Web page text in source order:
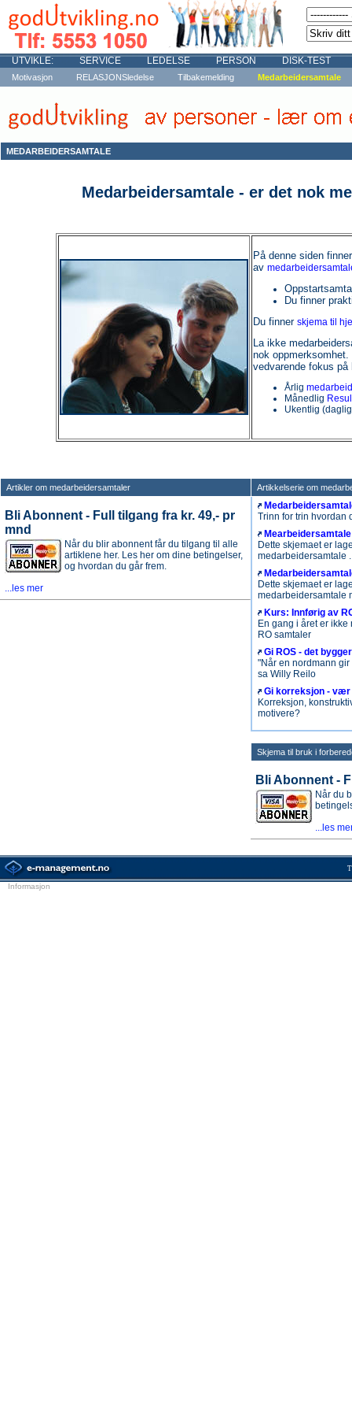
UTVIKLE: SERVICE LEDELSE PERSON DISK-TEST
Motivasjon RELASJONSledelse Tilbakemelding Medarbeidersamtale
MEDARBEIDERSAMTALE
Medarbeidersamtale - er det nok
På denne siden
av
Du finner
Du finner skjema til
La ikke
nok
vedvarende fokus
Årlig
Månedlig
Ukentlig
Artikler om medarbeidersamtaler
Bli Abonnent - Full tilgang fra kr. 49,- pr
mnd
Når du blir abonnent får du tilgang til alle
artiklene her. Les her om dine betingelser,
og hvordan du går frem.
...les mer
Artikkelserie om
Trinn for trin hvordan
Dette skjemaet er
medarbeidersamtale .
Dette skjemaet er
medarbeidersamtale
Kurs: Innførig av
En gang i året er
RO samtaler
Gi ROS - det
"Når en nordmann
sa Willy Reilo
Gi korreksjon - vær
Korreksjon,
motivere?
Skjema til bruk i
Bli Abonnent -
Når du
...les
Informasjon